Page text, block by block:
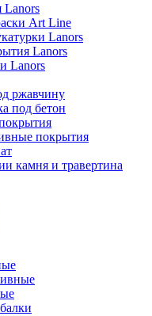
Lanors
Art Line
Lanors
Lanors
Lanors
ржавчину
под бетон
покрытия
камня и травертина